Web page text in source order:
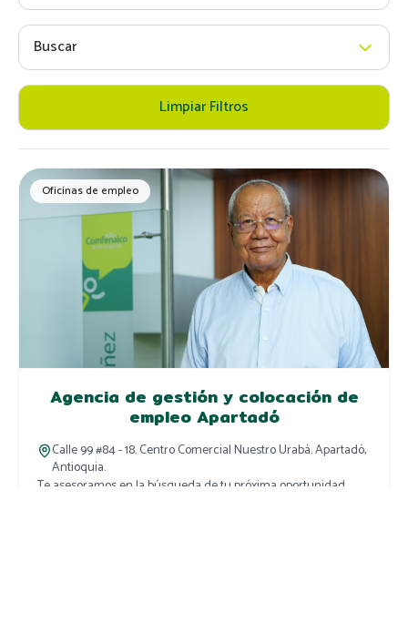
Buscar
Limpiar Filtros
Oficinas de empleo
Agencia de gestión y colocación de
empleo Apartadó
Calle 99 #84 - 18. Centro Comercial Nuestro Urabá. Apartadó,
Antioquia.
Te asesoramos en la búsqueda de tu próxima oportunidad